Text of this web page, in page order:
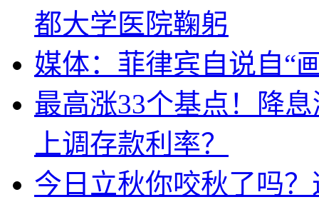
都大学医院鞠躬
媒体：菲律宾自说自“
最高涨33个基点！降
上调存款利率？
今日立秋你咬秋了吗